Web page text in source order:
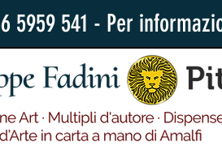
5959 541 - Per